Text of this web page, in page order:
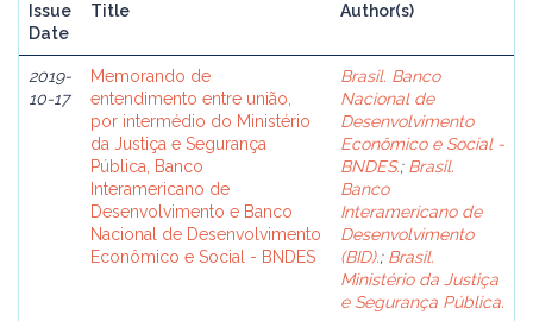
Issue
Date
Title Author(s)
2019-
10-17
Memorando de
entendimento entre união,
por intermédio do Ministério
da Justiça e Segurança
Pública, Banco
Interamericano de
Desenvolvimento e Banco
Nacional de Desenvolvimento
Econômico e Social - BNDES
Brasil. Banco
Nacional de
Desenvolvimento
Econômico e Social -
BNDES.; Brasil.
Banco
Interamericano de
Desenvolvimento
(BID).; Brasil.
Ministério da Justiça
e Segurança Pública.